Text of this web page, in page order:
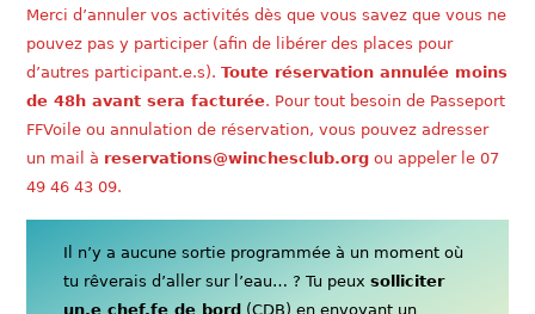
Merci d’annuler vos activités dès que vous savez que vous ne
pouvez pas y participer (afin de libérer des places pour
d’autres participant.e.s).Toute réservation annulée moins
de 48h avant sera facturée. Pour tout besoin de Passeport
FFVoile ou annulation de réservation, vous pouvez adresser
un mail à reservations@winchesclub.org ou appeler le 07
49 46 43 09.
Il n’y a aucune sortie programmée à un moment où
tu rêverais d’aller sur l’eau… ? Tu peuxsolliciter
un.e chef.fe de bord (CDB) en envoyant un